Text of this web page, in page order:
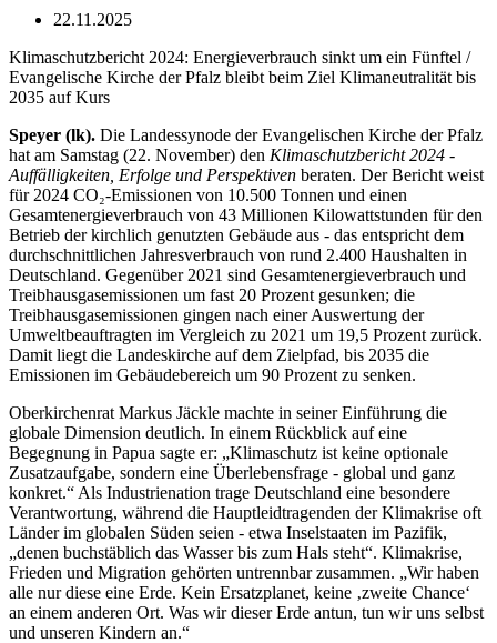
22.11.2025
Klimaschutzbericht 2024: Energieverbrauch sinkt um ein Fünftel /
Evangelische Kirche der Pfalz bleibt beim Ziel Klimaneutralität bis
2035 auf Kurs
Speyer (lk). Die Landessynode der Evangelischen Kirche der Pfalz
hat am Samstag (22. November) den Klimaschutzbericht 2024 -
Auffälligkeiten, Erfolge und Perspektiven beraten. Der Bericht weist
für 2024 CO₂-Emissionen von 10.500 Tonnen und einen
Gesamtenergieverbrauch von 43 Millionen Kilowattstunden für den
Betrieb der kirchlich genutzten Gebäude aus - das entspricht dem
durchschnittlichen Jahresverbrauch von rund 2.400 Haushalten in
Deutschland. Gegenüber 2021 sind Gesamtenergieverbrauch und
Treibhausgasemissionen um fast 20 Prozent gesunken; die
Treibhausgasemissionen gingen nach einer Auswertung der
Umweltbeauftragten im Vergleich zu 2021 um 19,5 Prozent zurück.
Damit liegt die Landeskirche auf dem Zielpfad, bis 2035 die
Emissionen im Gebäudebereich um 90 Prozent zu senken.
Oberkirchenrat Markus Jäckle machte in seiner Einführung die
globale Dimension deutlich. In einem Rückblick auf eine
Begegnung in Papua sagte er: „Klimaschutz ist keine optionale
Zusatzaufgabe, sondern eine Überlebensfrage - global und ganz
konkret.“ Als Industrienation trage Deutschland eine besondere
Verantwortung, während die Hauptleidtragenden der Klimakrise oft
Länder im globalen Süden seien - etwa Inselstaaten im Pazifik,
„denen buchstäblich das Wasser bis zum Hals steht“. Klimakrise,
Frieden und Migration gehörten untrennbar zusammen. „Wir haben
alle nur diese eine Erde. Kein Ersatzplanet, keine ‚zweite Chance‘
an einem anderen Ort. Was wir dieser Erde antun, tun wir uns selbst
und unseren Kindern an.“